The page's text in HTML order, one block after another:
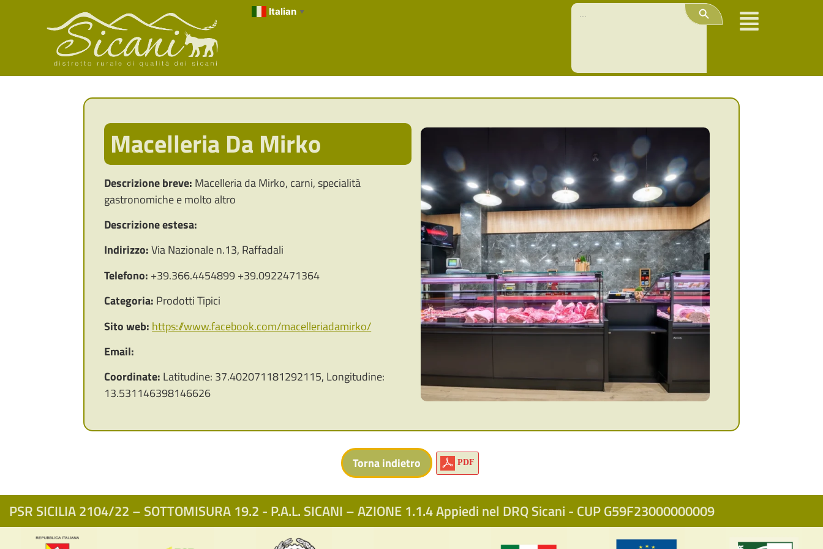
Italian ▼
Search
for:
Search Button
Macelleria Da Mirko
Descrizione breve: Macelleria da Mirko, carni, specialità
gastronomiche e molto altro
Descrizione estesa:
Indirizzo:Via Nazionale n.13, Raffadali
Telefono: +39.366.4454899 +39.0922471364
Categoria: Prodotti Tipici
Sito web: https://www.facebook.com/macelleriadamirko/
Email:
Coordinate: Latitudine: 37.402071181292115, Longitudine:
13.531146398146626
PDF
PSR SICILIA 2104/22 – SOTTOMISURA 19.2 - P.A.L. SICANI – AZIONE 1.1.4 Appiedi nel DRQ Sicani - CUP G59F23000000009